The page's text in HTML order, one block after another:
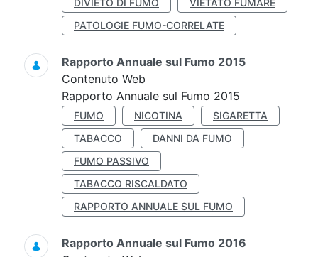
DIVIETO DI FUMO
VIETATO FUMARE
PATOLOGIE FUMO-CORRELATE
Rapporto Annuale sul Fumo 2015
Contenuto Web
Rapporto Annuale sul Fumo 2015
FUMO NICOTINA
SIGARETTA
TABACCO
DANNI DA FUMO
FUMO PASSIVO
TABACCO RISCALDATO
RAPPORTO ANNUALE SUL FUMO
Rapporto Annuale sul Fumo 2016